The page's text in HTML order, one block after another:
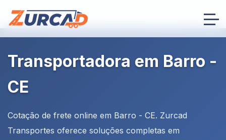
Transportadora em Barro -
CE
Cotação de frete online em Barro - CE. Zurcad
Transportes oferece soluções completas em